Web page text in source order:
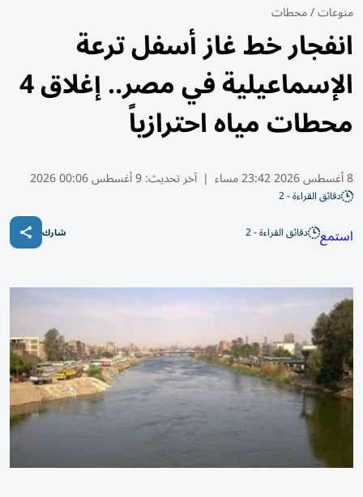
منوعات/محطات
انفجار خط غاز أسفل ترعة
الإسماعيلية في مصر.. إغلاق 4
محطات مياه احترازياً
8 أغسطس 2026 23:42 مساء | آخر تحديث:9 أغسطس 00:06 2026
دقائق القراءة - 2
استمع دقائق القراءة - 2 شارك